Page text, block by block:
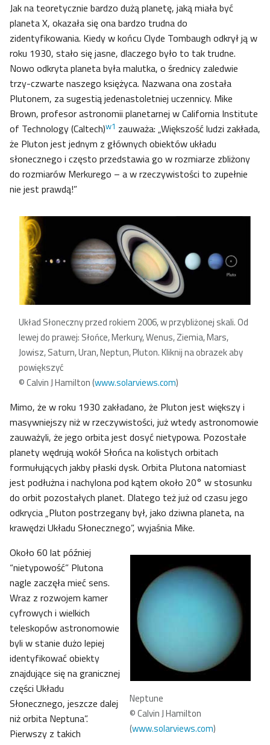
Jak na teoretycznie bardzo dużą planetę, jaką miała być
planeta X, okazała się ona bardzo trudna do
zidentyfikowania. Kiedy w końcu Clyde Tombaugh odkrył ją w
roku 1930, stało się jasne, dlaczego było to tak trudne.
Nowo odkryta planeta była malutka, o średnicy zaledwie
trzy-czwarte naszego księżyca. Nazwana ona została
Plutonem, za sugestią jedenastoletniej uczennicy. Mike
Brown, profesor astronomii planetarnej w California Institute
of Technology (Caltech)w1 zauważa: „Większość ludzi zakłada,
że Pluton jest jednym z głównych obiektów układu
słonecznego i często przedstawia go w rozmiarze zbliżony
do rozmiarów Merkurego – a w rzeczywistości to zupełnie
nie jest prawdą!”
Układ Słoneczny przed rokiem 2006, w przybliżonej skali. Od
lewej do prawej: Słońce, Merkury, Wenus, Ziemia, Mars,
Jowisz, Saturn, Uran, Neptun, Pluton. Kliknij na obrazek aby
powiększyć
© Calvin J Hamilton (www.solarviews.com)
Mimo, że w roku 1930 zakładano, że Pluton jest większy i
masywniejszy niż w rzeczywistości, już wtedy astronomowie
zauważyli, że jego orbita jest dosyć nietypowa. Pozostałe
planety wędrują wokół Słońca na kolistych orbitach
formułujących jakby płaski dysk. Orbita Plutona natomiast
jest podłużna i nachylona pod kątem około 20° w stosunku
do orbit pozostałych planet. Dlatego też już od czasu jego
odkrycia „Pluton postrzegany był, jako dziwna planeta, na
krawędzi Układu Słonecznego”, wyjaśnia Mike.
Neptune
© Calvin J Hamilton
(www.solarviews.com)
Około 60 lat później
“nietypowość” Plutona
nagle zaczęła mieć sens.
Wraz z rozwojem kamer
cyfrowych i wielkich
teleskopów astronomowie
byli w stanie dużo lepiej
identyfikować obiekty
znajdujące się na granicznej
części Układu
Słonecznego, jeszcze dalej
niż orbita Neptuna”.
Pierwszy z takich